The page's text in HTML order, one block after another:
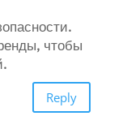
чтобы
Reply